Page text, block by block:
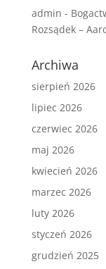
admin -
Rozsądek –
Archiwa
sierpień 2026
lipiec 2026
czerwiec 2026
maj 2026
kwiecień 2026
marzec 2026
luty 2026
styczeń 2026
grudzień 2025